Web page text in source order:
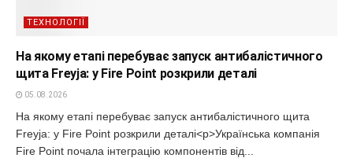
ТЕХНОЛОГІЇ
На якому етапі перебуває запуск антибалістичного
щита Freyja: у Fire Point розкрили деталі
05.08.2026
На якому етапі перебуває запуск антибалістичного щита
Freyja: у Fire Point розкрили деталі<p>Українська компанія
Fire Point почала інтеграцію компонентів від...